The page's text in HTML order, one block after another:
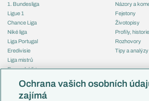
1. Bundesliga
Ligue 1
Chance Liga
Niké liga
Liga Portugal
Eredivisie
Liga mistrů
Evropská liga
Mistrovství světa
Liga národů
Názory a
Fejetony
Životopisy
Profily, historie
Rozhovory
Tipy a analýzy
Česko
Ochrana vašich osobních
zajímá